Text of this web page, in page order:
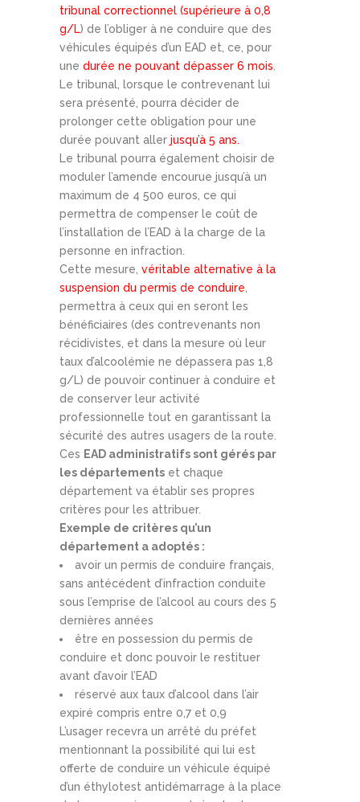
tribunal correctionnel (supérieure à 0,8
g/L) de l’obliger à ne conduire que des
véhicules équipés d’un EAD et, ce, pour
une durée ne pouvant dépasser 6 mois.
Le tribunal, lorsque le contrevenant lui
sera présenté, pourra décider de
prolonger cette obligation pour une
durée pouvant aller jusqu’à 5 ans.
Le tribunal pourra également choisir de
moduler l’amende encourue jusqu’à un
maximum de 4 500 euros, ce qui
permettra de compenser le coût de
l’installation de l’EAD à la charge de la
personne en infraction.
Cette mesure, véritable alternative à la
suspension du permis de conduire,
permettra à ceux qui en seront les
bénéficiaires (des contrevenants non
récidivistes, et dans la mesure où leur
taux d’alcoolémie ne dépassera pas 1,8
g/L) de pouvoir continuer à conduire et
de conserver leur activité
professionnelle tout en garantissant la
sécurité des autres usagers de la route.
Ces EAD administratifs sont gérés par
les départements et chaque
département va établir ses propres
critères pour les attribuer.
Exemple de critères qu’un
département a adoptés :
avoir un permis de conduire français,
sans antécédent d’infraction conduite
sous l’emprise de l’alcool au cours des 5
dernières années
être en possession du permis de
conduire et donc pouvoir le restituer
avant d’avoir l’EAD
réservé aux taux d’alcool dans l’air
expiré compris entre 0,7 et 0,9
L’usager recevra un arrêté du préfet
mentionnant la possibilité qui lui est
offerte de conduire un véhicule équipé
d’un éthylotest antidémarrage à la place